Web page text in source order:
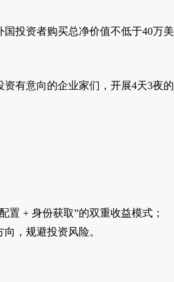
投资者购买总净价值不低于40万
有意向的企业家们，开展4天3夜
置 + 身份获取”的双重收益模式；
，规避投资风险。